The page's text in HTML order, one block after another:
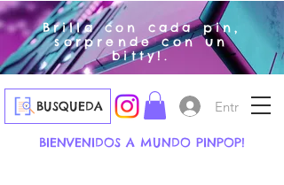
Brilla con cada pin,
sorprende con un
bitty!.
BUSQUEDA
BIENVENIDOS A MUNDO PINPOP!
Entrar